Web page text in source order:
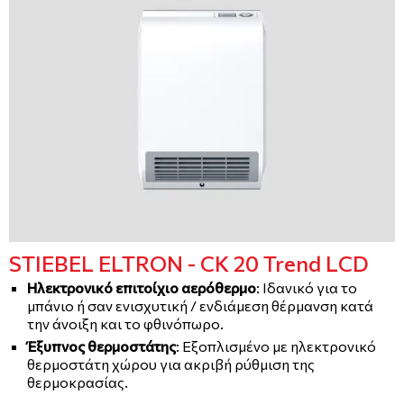
STIEBEL ELTRON - CK 20 Trend LCD
Ηλεκτρονικό επιτοίχιο αερόθερμο: Ιδανικό για το
μπάνιο ή σαν ενισχυτική / ενδιάμεση θέρμανση κατά
την άνοιξη και το φθινόπωρο.
Έξυπνος θερμοστάτης: Εξοπλισμένο με ηλεκτρονικό
θερμοστάτη χώρου για ακριβή ρύθμιση της
θερμοκρασίας.